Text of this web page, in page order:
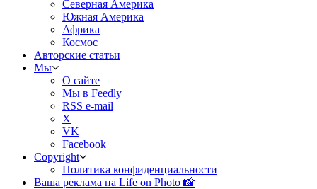
Северная Америка
Южная Америка
Африка
Космос
Авторские статьи
Мы
О сайте
Мы в Feedly
RSS e-mail
X
VK
Facebook
Copyright
Политика конфиденциальности
Ваша реклама на Life on Photo 📸